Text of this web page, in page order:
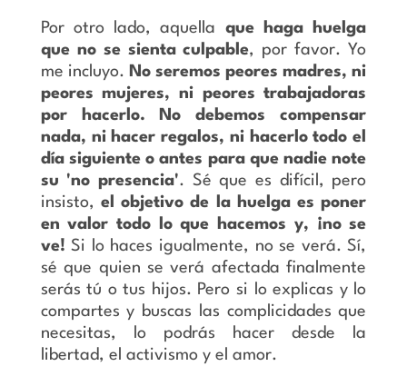
Por otro lado, aquella que haga huelga
que no se sienta culpable, por favor. Yo
me incluyo. No seremos peores madres, ni
peores mujeres, ni peores trabajadoras
por hacerlo. No debemos compensar
nada, ni hacer regalos, ni hacerlo todo el
día siguiente o antes para que nadie note
su 'no presencia'. Sé que es difícil, pero
insisto, el objetivo de la huelga es poner
en valor todo lo que hacemos y, ¡no se
ve! Si lo haces igualmente, no se verá. Sí,
sé que quien se verá afectada finalmente
serás tú o tus hijos. Pero si lo explicas y lo
compartes y buscas las complicidades que
necesitas, lo podrás hacer desde la
libertad, el activismo y el amor.